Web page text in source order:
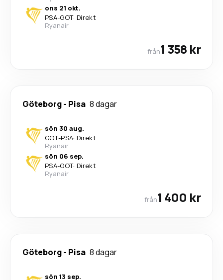
ons 21 okt.
PSA-GOT· Direkt
Ryanair
från1 358 kr
Göteborg- Pisa 8 dagar
sön 30 aug.
GOT-PSA· Direkt
Ryanair
sön 06 sep.
PSA-GOT· Direkt
Ryanair
från1 400 kr
Göteborg- Pisa 8 dagar
sön 13 sep.